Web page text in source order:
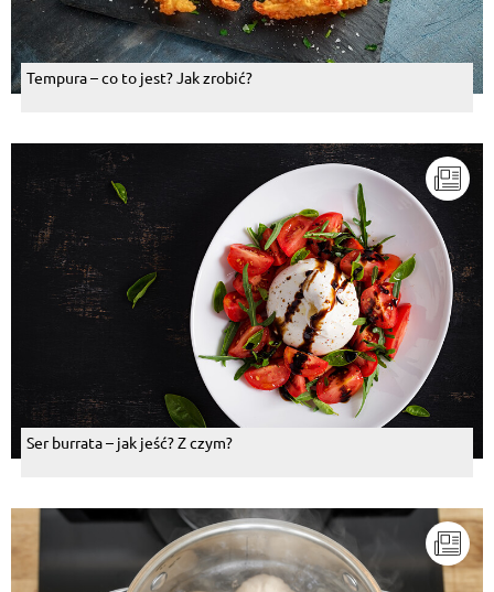
Tempura – co to jest? Jak zrobić?
Ser burrata – jak jeść? Z czym?